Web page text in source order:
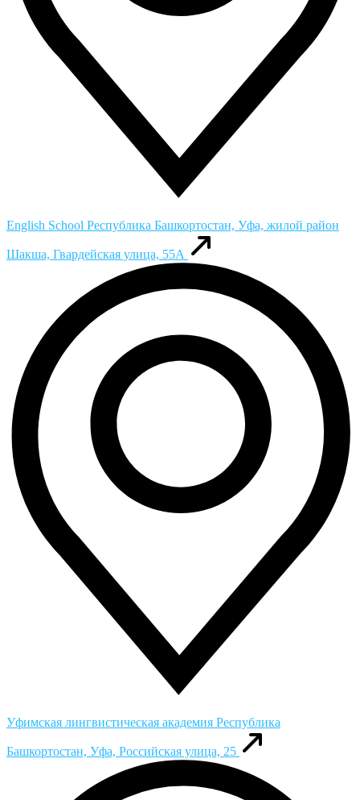
English School Республика Башкортостан, Уфа, жилой район
Шакша, Гвардейская улица, 55А
Уфимская лингвистическая академия Республика
Башкортостан, Уфа, Российская улица, 25